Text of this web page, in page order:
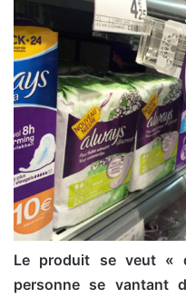
Le produit se veut «
personne se vantant